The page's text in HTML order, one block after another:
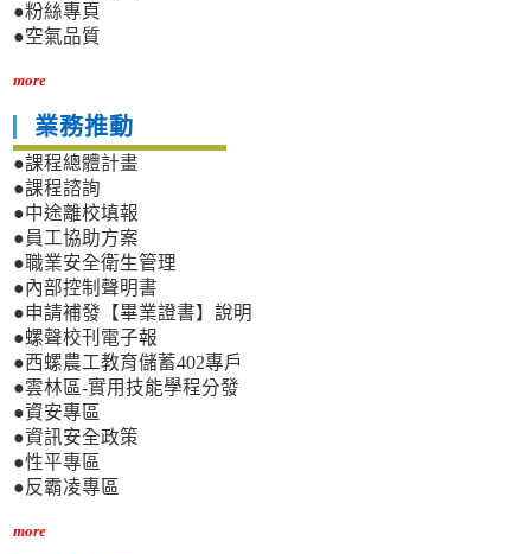
●粉絲專頁
●空氣品質
more
業務推動
●課程總體計畫
●課程諮詢
●中途離校填報
●員工協助方案
●職業安全衛生管理
●內部控制聲明書
●申請補發【畢業證書】說明
●螺聲校刊電子報
●西螺農工教育儲蓄402專戶
●雲林區-實用技能學程分發
●資安專區
●資訊安全政策
●性平專區
●反霸凌專區
more